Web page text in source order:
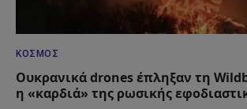
ΚΌΣΜΟΣ
Ουκρανικά drones έπληξαν τη
η «καρδιά» της ρωσικής